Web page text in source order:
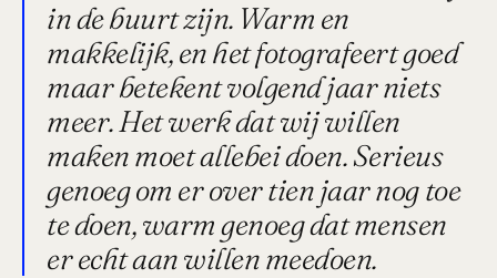
in de buurt zijn. Warm en
makkelijk, en het fotografeert goed
maar betekent volgend jaar niets
meer. Het werk dat wij willen
maken moet allebei doen. Serieus
genoeg om er over tien jaar nog toe
te doen, warm genoeg dat mensen
er echt aan willen meedoen.